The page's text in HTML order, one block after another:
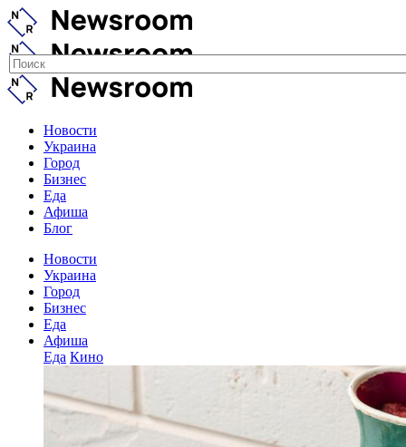
Новости
Украина
Город
Бизнес
Еда
Афиша
Блог
Новости
Украина
Город
Бизнес
Еда
Афиша
Еда Кино